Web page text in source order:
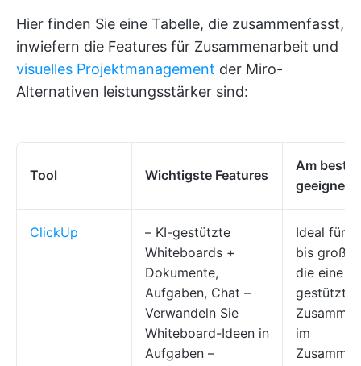
Hier finden Sie eine Tabelle, die zusammenfasst,
inwiefern die Features für Zusammenarbeit und
visuelles Projektmanagement der Miro-
Alternativen leistungsstärker sind:
Tool Wichtigste Features
Am
geeignet
ClickUp
– KI-gestützte
Whiteboards +
Dokumente,
Aufgaben, Chat –
Verwandeln Sie
Whiteboard-Ideen in
Aufgaben –
Ideal für
bis große
die eine
gestützte
im